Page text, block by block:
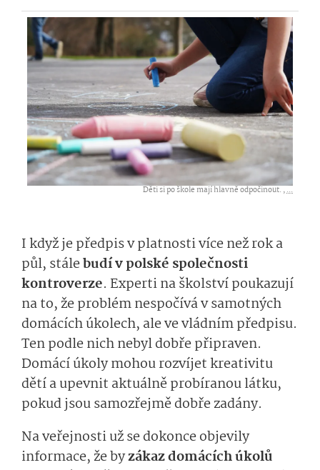
Děti si po škole mají hlavně odpočinout. ,...
I když je předpis v platnosti více než rok a
půl, stálebudí v polské společnosti
kontroverze. Experti na školství poukazují
na to, že problém nespočívá v samotných
domácích úkolech, ale ve vládním předpisu.
Ten podle nich nebyl dobře připraven.
Domácí úkoly mohou rozvíjet kreativitu
dětí a upevnit aktuálně probíranou látku,
pokud jsou samozřejmě dobře zadány.
Na veřejnosti už se dokonce objevily
informace, že byzákaz domácích úkolů